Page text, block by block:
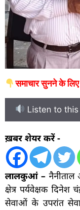
समाचार सुनने के
Listen to this
ख़बर शेयर करें -
लालकुआं – नैनीताल
क्षेत्र पर्यवेक्षक दिनेश
सेवाओं के उपरांत